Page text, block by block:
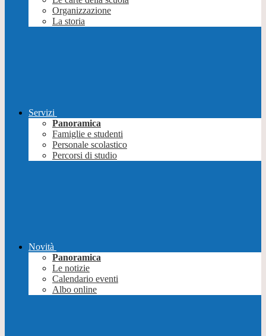
Organizzazione
La storia
Servizi
Panoramica
Famiglie e studenti
Personale scolastico
Percorsi di studio
Novità
Panoramica
Le notizie
Calendario eventi
Albo online